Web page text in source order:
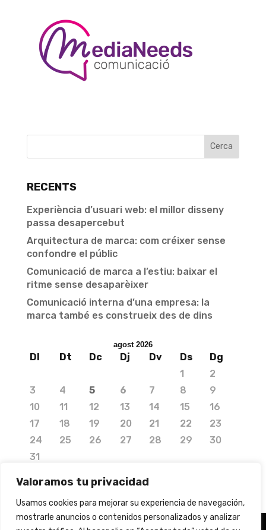
Valoramos tu privacidad
Usamos cookies para mejorar su experiencia de navegación,
mostrarle anuncios o contenidos personalizados y analizar
RECENTS
Experiència d’usuari web: el millor disseny
passa desapercebut
Arquitectura de marca: com créixer sense
confondre el públic
Comunicació de marca a l’estiu: baixar el
ritme sense desaparèixer
Comunicació interna d’una empresa: la
marca també es construeix des de dins
agost 2026
Dl Dt Dc Dj Dv Ds
Dg
1
2
3
4 5 6 7 8
9
10
11 12 13 14 15
16
17
18 19 20 21 22
23
24
25 26 27 28 29
30
31